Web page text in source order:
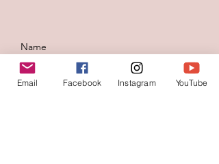
Email Facebook Instagram YouTube